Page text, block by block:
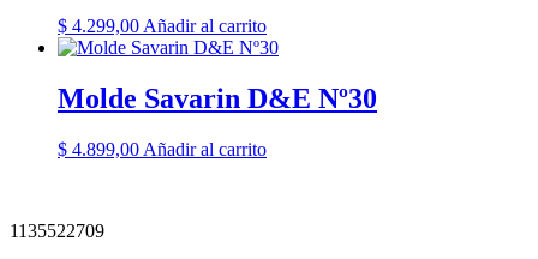
$ 4.299,00 Añadir al carrito
Molde Savarin D&E Nº30
$ 4.899,00 Añadir al carrito
1135522709